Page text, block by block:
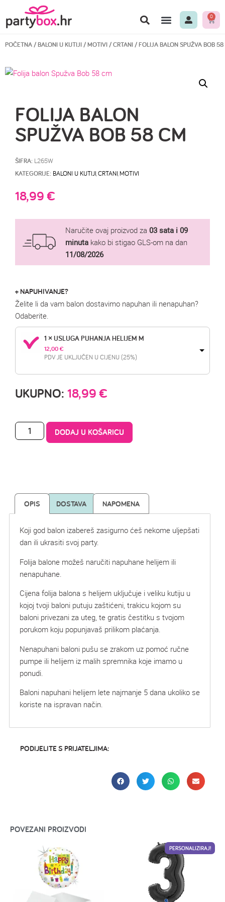
0
POČETNA/BALONI U KUTIJI/MOTIVI/CRTANI/ FOLIJA BALON SPUŽVA BOB
FOLIJA BALON
SPUŽVA BOB 58 CM
ŠIFRA: L265W
KATEGORIJE: BALONI U KUTIJI CRTANI MOTIVI
18,99€
Naručite ovaj proizvod za 03 sata i 09
minuta kako bi stigao GLS-om na dan
11/08/2026
+ NAPUHIVANJE?
Želite li da vam balon dostavimo napuhan ili nenapuhan?
Odaberite.
1 × USLUGA PUHANJA HELIJEM M
12,00 €
PDV JE UKLJUČEN U CIJENU (25%)
UKUPNO: 18,99€
DODAJ U KOŠARICU
OPIS DOSTAVA NAPOMENA
Koji god balon izabereš zasigurno ćeš nekome uljepšati
dan ili ukrasiti svoj party.
Folija balone možeš naručiti napuhane helijem ili
nenapuhane.
Cijena folija balona s helijem uključuje i veliku kutiju u
kojoj tvoji baloni putuju zaštićeni, trakicu kojom su
baloni privezani za uteg, te gratis čestitku s tvojom
porukom koju popunjavaš prilikom plaćanja.
Nenapuhani baloni pušu se zrakom uz pomoć ručne
pumpe ili helijem iz malih spremnika koje imamo u
ponudi.
Baloni napuhani helijem lete najmanje 5 dana ukoliko se
koriste na ispravan način.
PODIJELITE S PRIJATELJIMA:
POVEZANI PROIZVODI
PERSONALIZIRAJ!